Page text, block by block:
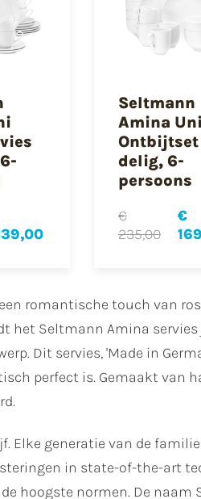
Seltmann
Amina Uni
Ontbijtset
delig, 6-
persoons
€
235,00
€
romantische touch van
het Seltmann Amina
Dit servies, 'Made in
perfect is. Gemaakt van
Elke generatie van de
in state-of-the-art
hoogste normen. De